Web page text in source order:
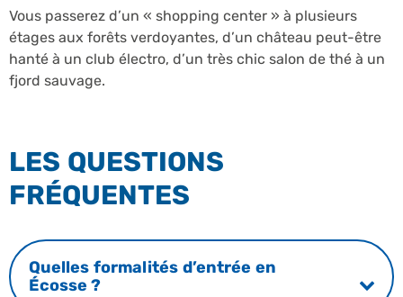
Vous passerez d’un « shopping center » à plusieurs
étages aux forêts verdoyantes, d’un château peut-être
hanté à un club électro, d’un très chic salon de thé à un
fjord sauvage.
LES QUESTIONS
FRÉQUENTES
Quelles formalités d’entrée en
Écosse ?